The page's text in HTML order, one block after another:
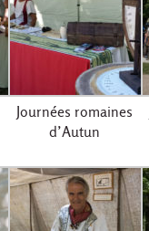
Journées romaines
d’Autun